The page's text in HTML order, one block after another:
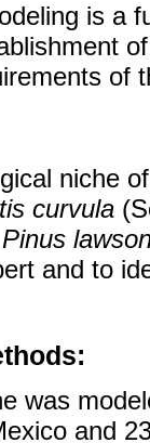
is a
of
niche
curvula
Pinus
and to
was
and